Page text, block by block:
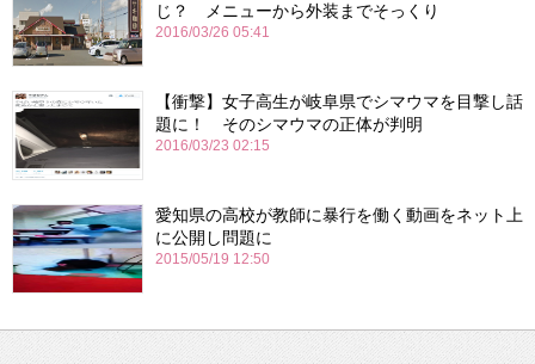
じ？ メニューから外装までそっくり
2016/03/26 05:41
【衝撃】女子高生が岐阜県でシマウマを目撃し話
題に！ そのシマウマの正体が判明
2016/03/23 02:15
愛知県の高校が教師に暴行を働く動画をネット上
に公開し問題に
2015/05/19 12:50